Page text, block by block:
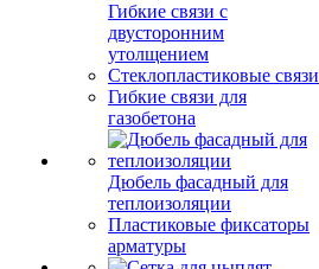
Гибкие связи с
двусторонним
утолщением
Стеклопластиковые связи
Гибкие связи для
газобетона
Дюбель фасадный для
теплоизоляции
Пластиковые фиксаторы
арматуры